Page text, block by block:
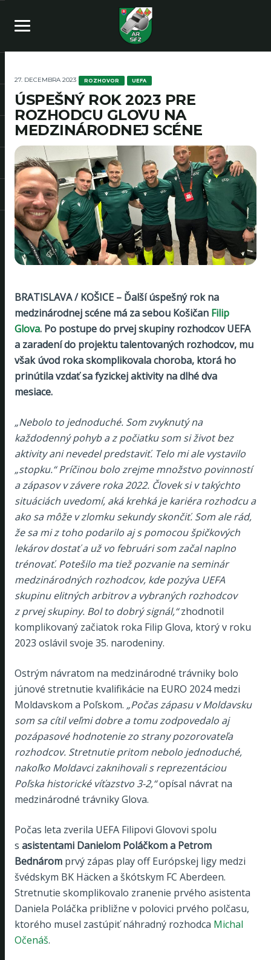
27. DECEMBRA 2023 ROZHOVOR UEFA
ÚSPEŠNÝ ROK 2023 PRE
ROZHODCU GLOVU NA
MEDZINÁRODNEJ SCÉNE
BRATISLAVA / KOŠICE – Ďalší úspešný rok na
medzinárodnej scéne má za sebou Košičan Filip
Glova. Po postupe do prvej skupiny rozhodcov UEFA
a zaradení do projektu talentovaných rozhodcov, mu
však úvod roka skomplikovala choroba, ktorá ho
prinútila vzdať sa fyzickej aktivity na dlhé dva
mesiace.
„Nebolo to jednoduché. Som zvyknutý na
každodenný pohyb a z počiatku som si život bez
aktivity ani nevedel predstaviť. Telo mi ale vystavilo
„stopku.“ Príčinou bolo zrejme množstvo povinností
a zápasov v závere roka 2022. Človek si v takýchto
situáciách uvedomí, aká krehká je kariéra rozhodcu a
ako sa môže v zlomku sekundy skončiť. Som ale rád,
že sa mi z toho podarilo aj s pomocou špičkových
lekárov dostať a už vo februári som začal naplno
trénovať. Potešilo ma tiež pozvanie na seminár
medzinárodných rozhodcov, kde pozýva UEFA
skupinu elitných arbitrov a vybraných rozhodcov
z prvej skupiny. Bol to dobrý signál,“zhodnotil
komplikovaný začiatok roka Filip Glova, ktorý v roku
2023 oslávil svoje 35. narodeniny.
Ostrým návratom na medzinárodné trávniky bolo
júnové stretnutie kvalifikácie na EURO 2024 medzi
Moldavskom a Poľskom. „Počas zápasu v Moldavsku
som sa cítil veľmi dobre a tomu zodpovedalo aj
pozápasové hodnotenie zo strany pozorovateľa
rozhodcov. Stretnutie pritom nebolo jednoduché,
nakoľko Moldavci zaknihovali s reprezentáciou
Poľska historické víťazstvo 3-2,“opísal návrat na
medzinárodné trávniky Glova.
Počas leta zverila UEFA Filipovi Glovovi spolu
s asistentami Danielom Poláčkom a Petrom
Bednárom prvý zápas play off Európskej ligy medzi
švédskym BK Häcken a škótskym FC Aberdeen.
Stretnutie skomplikovalo zranenie prvého asistenta
Daniela Poláčka približne v polovici prvého polčasu,
ktorého musel zastúpiť náhradný rozhodca Michal
Očenáš.